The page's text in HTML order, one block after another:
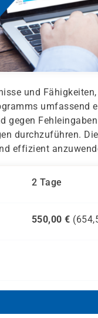
und
umfassend
gegen
durchzuführen.
effizient
2 Tage
550,00 € (